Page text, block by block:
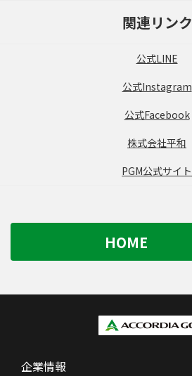
関連リンク
公式LINE
公式Instagram
公式Facebook
株式会社平和
PGM公式サイト
HOME
企業情報